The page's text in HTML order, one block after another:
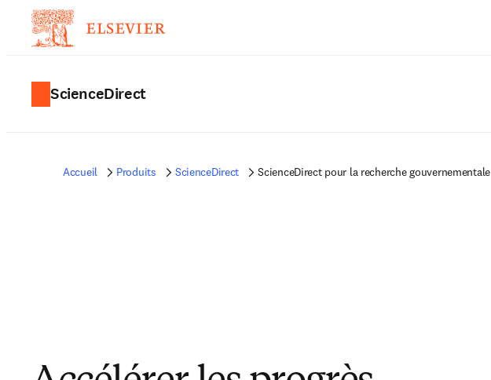
ScienceDirect
Accueil Produits ScienceDirect ScienceDirect pour la recherche gouvernementale